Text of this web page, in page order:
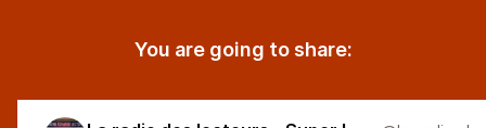
You are going to share: